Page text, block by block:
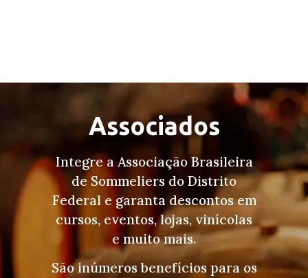
Associados
Integre a Associação Brasileira
de Sommeliers do Distrito
Federal e garanta descontos em
cursos, eventos, lojas, vinícolas
e muito mais.
São inúmeros benefícios para os